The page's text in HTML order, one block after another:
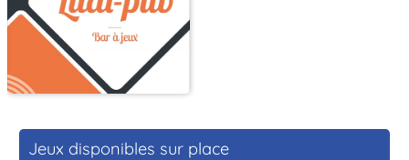
Jeux disponibles sur place